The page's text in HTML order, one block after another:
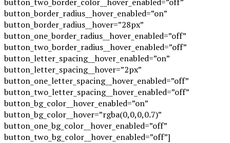
button_border_radius__hover_enabled=”on”
button_border_radius__hover=”28px”
button_one_border_radius__hover_enabled=”off”
button_two_border_radius__hover_enabled=”off”
button_letter_spacing__hover_enabled=”on”
button_letter_spacing__hover=”2px”
button_one_letter_spacing__hover_enabled=”off”
button_two_letter_spacing__hover_enabled=”off”
button_bg_color__hover_enabled=”on”
button_bg_color__hover=”rgba(0,0,0,0.7)”
button_one_bg_color__hover_enabled=”off”
button_two_bg_color__hover_enabled=”off”]